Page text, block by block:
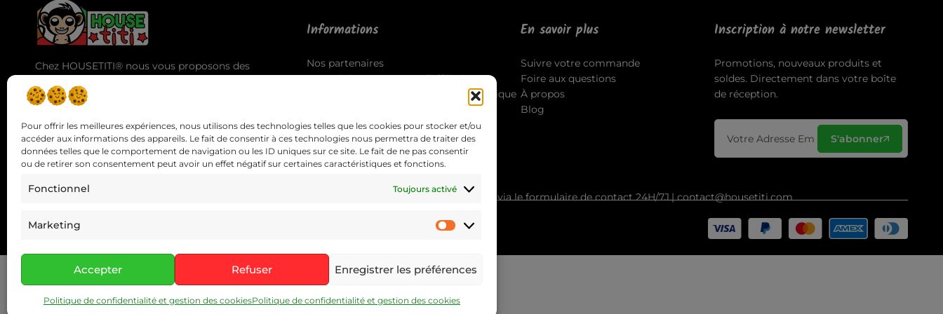
Pour offrir les meilleures expériences, nous utilisons des technologies telles que les cookies pour stocker et/ou
accéder aux informations des appareils. Le fait de consentir à ces technologies nous permettra de traiter des
données telles que le comportement de navigation ou les ID uniques sur ce site. Le fait de ne pas consentir
ou de retirer son consentement peut avoir un effet négatif sur certaines caractéristiques et fonctions.
Fonctionnel Toujours activé
Marketing
Accepter Refuser Enregistrer les préférences
Politique de confidentialité et gestion des cookiesPolitique de confidentialité et gestion des cookies
Chez HOUSETITI® nous vous proposons des
meilleure expérience d'utilisation et des
Informations
Nos partenaires
Accord du programme d’affiliation
Toutes les politiques légales de la boutique
En savoir plus
Suivre votre commande
Foire aux questions
À propos
Blog
Inscription à notre newsletter
Promotions, nouveaux produits et
soldes. Directement dans votre boîte
de réception.
S'abonner
Si vous avez des questions vous pouvez contacter notre Service Client via le formulaire de contact 24H/7J.| contact@housetiti.com
Copyright © 2026 HOUSE titi | Site réalisé par